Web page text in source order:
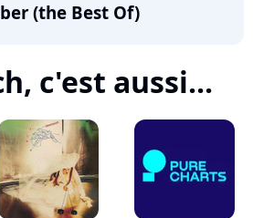
(the Best Of)
c'est aussi...